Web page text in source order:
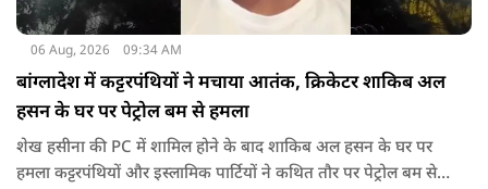
06 Aug, 2026 09:34 AM
बांग्लादेश में कट्टरपंथियों ने मचाया आतंक, क्रिकेटर शाकिब अल
हसन के घर पर पेट्रोल बम से हमला
शेख हसीना की PC में शामिल होने के बाद शाकिब अल हसन के घर पर
हमला कट्टरपंथियों और इस्लामिक पार्टियों ने कथित तौर पर पेट्रोल बम से